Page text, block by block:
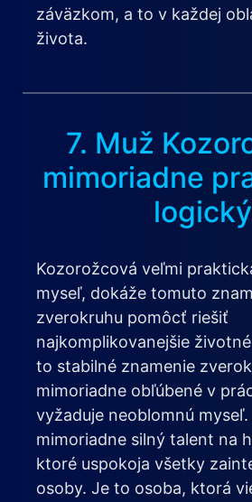
záväzkom, a to v každej
života.
7. Muž
mimoriadne
logický
Kozorožcová veľmi
myseľ, dokáže tomuto
zverokruhu pomôcť riešiť
najkomplikovanejšie
to stabilné znamenie
mimoriadne obľúbené v
vyžaduje neoblomnú myseľ.
mimoriadne silný talent na
ktoré uspokoja všetky
osoby. Je to osoba, ktorá